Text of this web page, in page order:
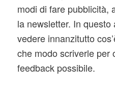
modi di fare pubblicità,
la newsletter. In
vedere innanzitutto
che modo scriverle per
feedback possibile.